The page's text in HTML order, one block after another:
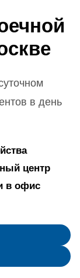
в день
центр
в офис